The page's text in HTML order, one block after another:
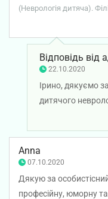
у огляді дитини,
(Неврологія дитяча).
Відповідь від
22.10.2020
Ірино, дякуємо
дитячого
Дякуємо за
родині міцного
Anna
07.10.2020
Дякую за особистісний
професійну, юморну